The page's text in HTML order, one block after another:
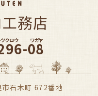
08
クロウ ワガヤ
石木町 672番地